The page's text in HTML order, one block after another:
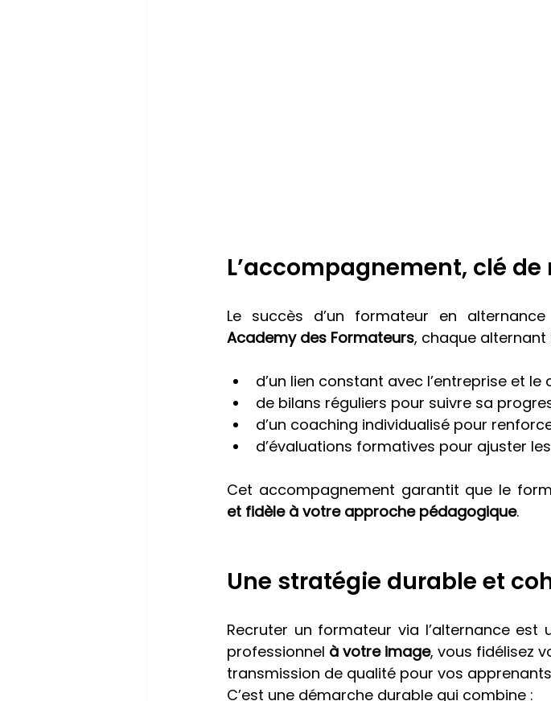
L’accompagnement, clé de
Academy des Formateurs, chaque alternant
d’un lien constant avec l’entreprise et
de bilans réguliers pour suivre sa
d’un coaching individualisé pour
d’évaluations formatives pour ajuster
Cet accompagnement garantit que le
et fidèle à votre approche pédagogique.
Une stratégie durable et
Recruter un formateur via l’alternance est
professionnel à votre image, vous fidélisez
transmission de qualité pour vos
C’est une démarche durable qui combine :